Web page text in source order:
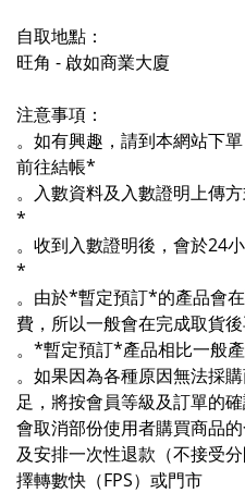
自取地點：
旺角 - 啟如商業大廈
注意事項：
。如有興趣，請到本網站下
前往結帳*
。入數資料及入數證明上傳
*
。收到入數證明後，會於24
*
。由於*暫定預訂*的產品會
費，所以一般會在完成取貨
。*暫定預訂*產品相比一般
。如果因為各種原因無法採
足，將按會員等級及訂單的
會取消部份使用者購買商品
及安排一次性退款（不接受
擇轉數快（FPS）或門市